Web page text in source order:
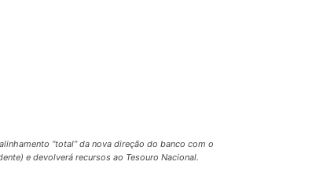
“total” da nova direção do banco com o
e devolverá recursos ao Tesouro Nacional.